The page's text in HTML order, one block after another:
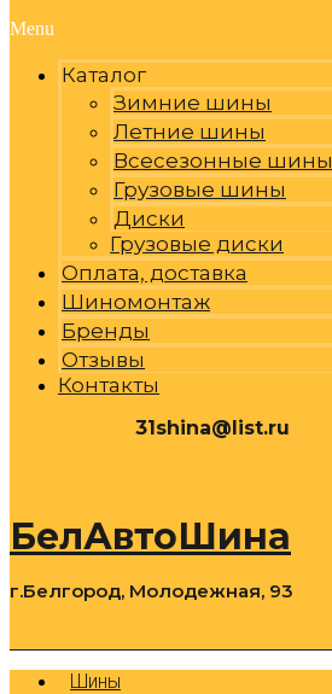
Menu
Каталог
Зимние шины
Летние шины
Всесезонные шины
Грузовые шины
Диски
Грузовые диски
Оплата, доставка
Шиномонтаж
Бренды
Отзывы
Контакты
31shina@list.ru
БелАвтоШина
г.Белгород, Молодежная, 93
Шины